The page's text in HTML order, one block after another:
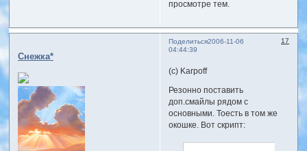
просмотре тем.
Поделиться 17
2006-11-06
04:44:39
Снежка*
(с) Karpoff
Резонно поставить
доп.смайлы рядом с
основными. Тоесть в том же
окошке. Вот скрипт: